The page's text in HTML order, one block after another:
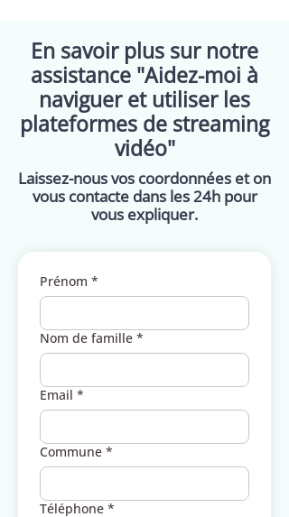
En savoir plus sur notre
assistance "Aidez-moi à
naviguer et utiliser les
plateformes de streaming
vidéo"
Laissez-nous vos coordonnées et on
vous contacte dans les 24h pour
vous expliquer.
Prénom *
Nom de famille *
Email *
Commune *
Téléphone *